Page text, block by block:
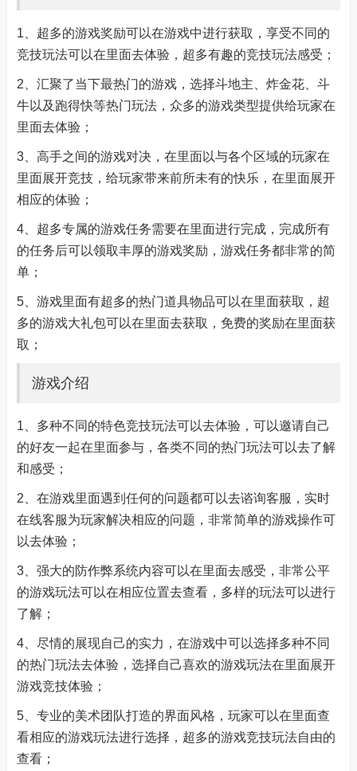
1、超多的游戏奖励可以在游戏中进行获取，享受不同的
竞技玩法可以在里面去体验，超多有趣的竞技玩法感受；
2、汇聚了当下最热门的游戏，选择斗地主、炸金花、斗
牛以及跑得快等热门玩法，众多的游戏类型提供给玩家在
里面去体验；
3、高手之间的游戏对决，在里面以与各个区域的玩家在
里面展开竞技，给玩家带来前所未有的快乐，在里面展开
相应的体验；
4、超多专属的游戏任务需要在里面进行完成，完成所有
的任务后可以领取丰厚的游戏奖励，游戏任务都非常的简
单；
5、游戏里面有超多的热门道具物品可以在里面获取，超
多的游戏大礼包可以在里面去获取，免费的奖励在里面获
取；
游戏介绍
1、多种不同的特色竞技玩法可以去体验，可以邀请自己
的好友一起在里面参与，各类不同的热门玩法可以去了解
和感受；
2、在游戏里面遇到任何的问题都可以去谘询客服，实时
在线客服为玩家解决相应的问题，非常简单的游戏操作可
以去体验；
3、强大的防作弊系统内容可以在里面去感受，非常公平
的游戏玩法可以在相应位置去查看，多样的玩法可以进行
了解；
4、尽情的展现自己的实力，在游戏中可以选择多种不同
的热门玩法去体验，选择自己喜欢的游戏玩法在里面展开
游戏竞技体验；
5、专业的美术团队打造的界面风格，玩家可以在里面查
看相应的游戏玩法进行选择，超多的游戏竞技玩法自由的
查看；